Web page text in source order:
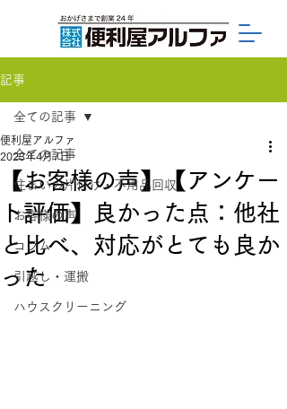
記事
全ての記事
住まいの片付け・不用品回収
お客様の声
コラム
引越し・運搬
ハウスクリーニング
全ての記事
【お客様の声】【アンケー
ト評価】良かった点：他社
と比べ、対応がとても良か
った
便利屋アルファ
2023年4月7日